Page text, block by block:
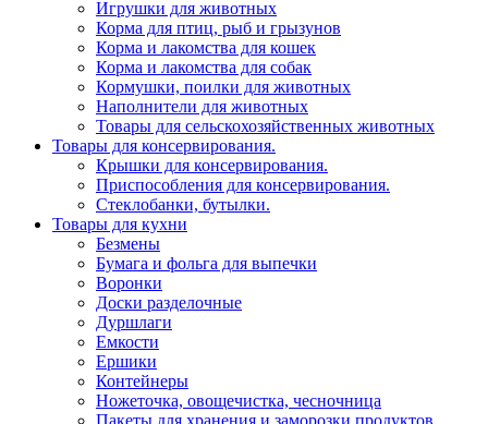
Игрушки для животных
Корма для птиц, рыб и грызунов
Корма и лакомства для кошек
Корма и лакомства для собак
Кормушки, поилки для животных
Наполнители для животных
Товары для сельскохозяйственных животных
Товары для консервирования.
Крышки для консервирования.
Приспособления для консервирования.
Стеклобанки, бутылки.
Товары для кухни
Безмены
Бумага и фольга для выпечки
Воронки
Доски разделочные
Дуршлаги
Емкости
Ершики
Контейнеры
Ножеточка, овощечистка, чесночница